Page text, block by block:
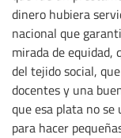
dinero hubiera
nacional que
mirada de equidad,
del tejido social,
docentes y una
que esa plata no se
para hacer